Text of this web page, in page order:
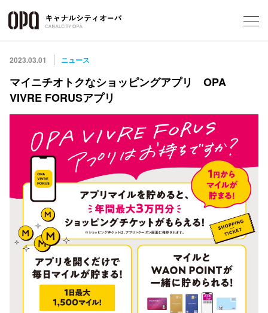
2023.03.01 ニュース
マイニチオトクなショッピングアプリ OPA
VIVRE FORUSアプリ
フロア
ショッ
レスト
施設案内
アクセ